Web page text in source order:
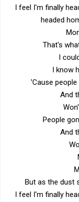
I feel I'm finally
headed
That's
I
I know
'Cause
And
People
And
But as the dust
I feel I'm finally